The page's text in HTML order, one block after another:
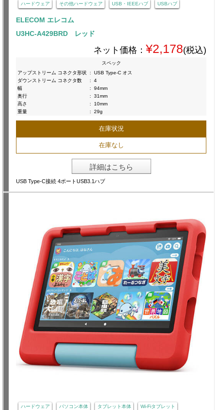
ハードウェア その他ハードウェア USB・IEEEハブ USBハブ
ELECOM エレコム
U3HC-A429BRD レッド
ネット価格： ¥2,178(税込)
スペック
アップストリーム コネクタ形状 :
USB Type-C オス
ダウンストリーム コネクタ数
:
4
幅
:
94mm
奥行
:
31mm
高さ
:
10mm
重量
: 29g
在庫状況
在庫なし
詳細はこちら
USB Type-C接続 4ポートUSB3.1ハブ
ハードウェア パソコン本体 タブレット本体 Wi-Fiタブレット